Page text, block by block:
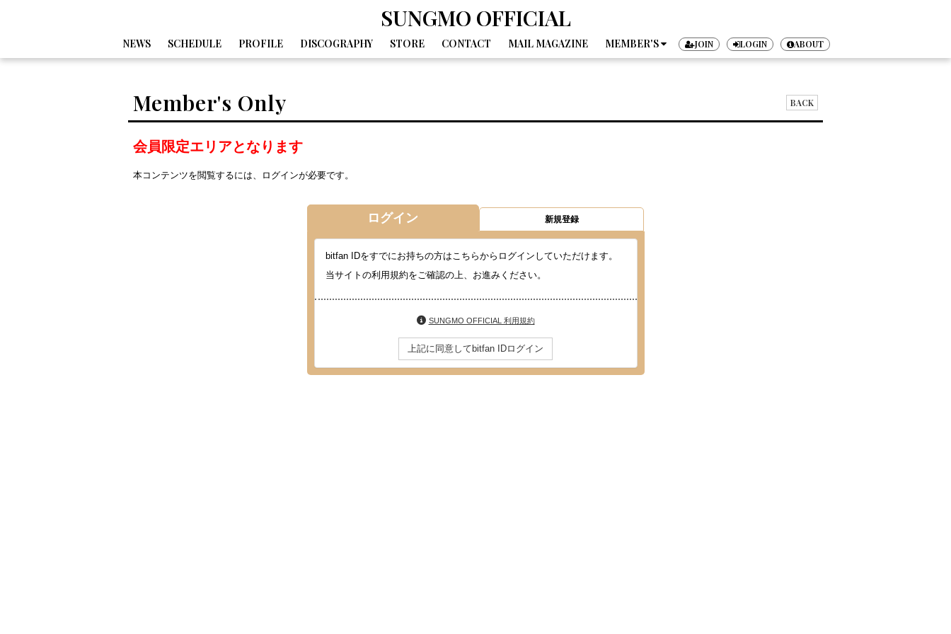
SUNGMO OFFICIAL
NEWS SCHEDULE PROFILE DISCOGRAPHY STORE CONTACT MAIL MAGAZINE MEMBER'S JOIN LOGIN ABOUT
Member's Only BACK
会員限定エリアとなります
本コンテンツを閲覧するには、ログインが必要です。
ログイン 新規登録
bitfan IDをすでにお持ちの方はこちらからログインしていただけます。
当サイトの利用規約をご確認の上、お進みください。
SUNGMO OFFICIAL 利用規約
上記に同意してbitfan IDログイン